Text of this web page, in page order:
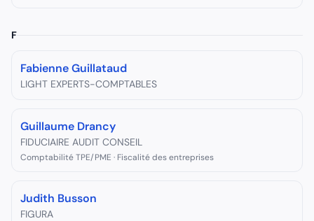
F
Fabienne Guillataud
LIGHT EXPERTS-COMPTABLES
Guillaume Drancy
FIDUCIAIRE AUDIT CONSEIL
Comptabilité TPE/PME · Fiscalité des entreprises
Judith Busson
FIGURA